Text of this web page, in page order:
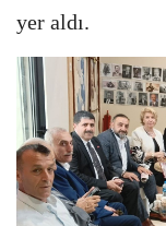
yer aldı.